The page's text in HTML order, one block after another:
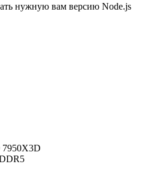
нужную вам версию Node.js
7950X3D